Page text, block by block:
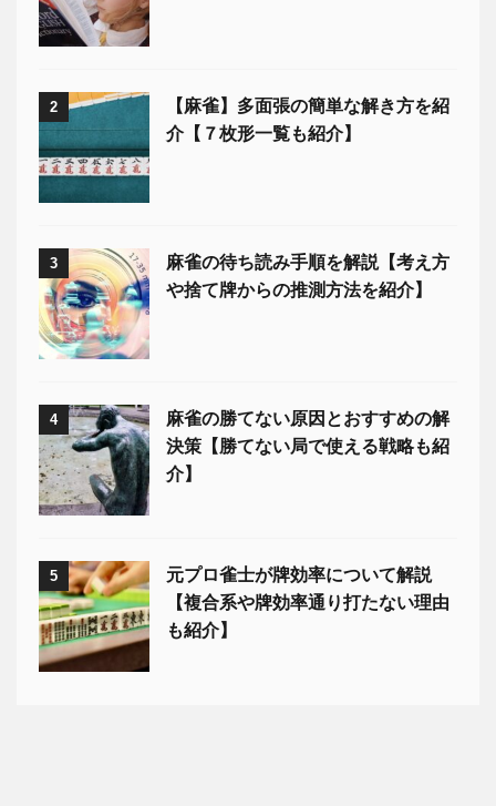
2
【麻雀】多面張の簡単な解き方を紹
介【７枚形一覧も紹介】
3
麻雀の待ち読み手順を解説【考え方
や捨て牌からの推測方法を紹介】
4
麻雀の勝てない原因とおすすめの解
決策【勝てない局で使える戦略も紹
介】
5
元プロ雀士が牌効率について解説
【複合系や牌効率通り打たない理由
も紹介】